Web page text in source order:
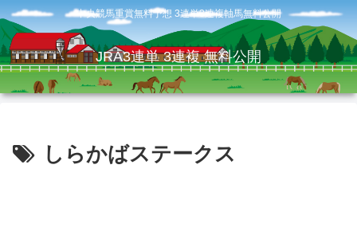
中央競馬重賞無料予想 3連単3連複軸馬無料公開
JRA3連単 3連複 無料公開
しらかばステークス